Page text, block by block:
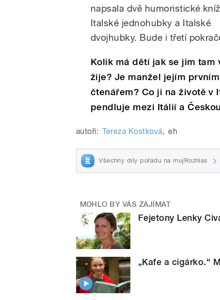
napsala dvě humoristické
Italské jednohubky a Italské
dvojhubky. Bude i třetí
Kolik má dětí jak se jim tam
žije? Je manžel jejím prvním
čtenářem? Co ji na životě v
pendluje mezi Itálií a
autoři: Tereza Kostková, eh
Všechny díly pořadu na mujRozhlas
MOHLO BY VÁS ZAJÍMAT
Fejetony Lenky
„Kafe a cigárko.“